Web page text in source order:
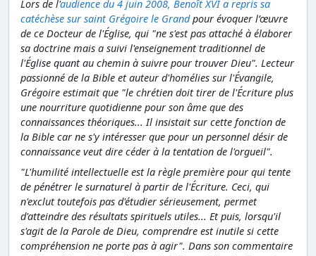
Lors de l'audience du 4 juin 2008, Benoît XVI a repris sa
catéchèse sur saint Grégoire le Grandpour évoquer l’œuvre
de ce Docteur de l'Église, qui "ne s'est pas attaché à élaborer
sa doctrine mais a suivi l'enseignement traditionnel de
l'Église quant au chemin à suivre pour trouver Dieu". Lecteur
passionné de la Bible et auteur d'homélies sur l'Évangile,
Grégoire estimait que "le chrétien doit tirer de l'Écriture plus
une nourriture quotidienne pour son âme que des
connaissances théoriques... Il insistait sur cette fonction de
la Bible car ne s'y intéresser que pour un personnel désir de
connaissance veut dire céder à la tentation de l'orgueil".
"L'humilité intellectuelle est la règle première pour qui tente
de pénétrer le surnaturel à partir de l'Écriture. Ceci, qui
n'exclut toutefois pas d'étudier sérieusement, permet
d'atteindre des résultats spirituels utiles... Et puis, lorsqu'il
s'agit de la Parole de Dieu, comprendre est inutile si cette
compréhension ne porte pas à agir". Dans son commentaire